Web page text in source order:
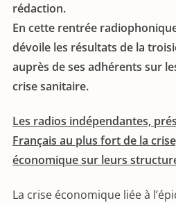
rédaction.
En cette rentrée
dévoile les résultats de la
auprès de ses adhérents sur
crise sanitaire.
Les radios indépendantes,
Français au plus fort de la
économique sur leurs
La crise économique liée à